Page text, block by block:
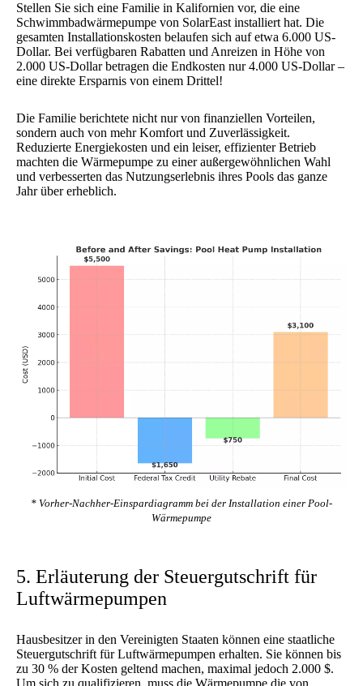
Stellen Sie sich eine Familie in Kalifornien vor, die eine
Schwimmbadwärmepumpe von SolarEast installiert hat. Die
gesamten Installationskosten belaufen sich auf etwa 6.000 US-
Dollar. Bei verfügbaren Rabatten und Anreizen in Höhe von
2.000 US-Dollar betragen die Endkosten nur 4.000 US-Dollar –
eine direkte Ersparnis von einem Drittel!
Die Familie berichtete nicht nur von finanziellen Vorteilen,
sondern auch von mehr Komfort und Zuverlässigkeit.
Reduzierte Energiekosten und ein leiser, effizienter Betrieb
machten die Wärmepumpe zu einer außergewöhnlichen Wahl
und verbesserten das Nutzungserlebnis ihres Pools das ganze
Jahr über erheblich.
* Vorher-Nachher-Einspardiagramm bei der Installation einer Pool-
Wärmepumpe
5. Erläuterung der Steuergutschrift für
Luftwärmepumpen
Hausbesitzer in den Vereinigten Staaten können eine staatliche
Steuergutschrift für Luftwärmepumpen erhalten. Sie können bis
zu 30 % der Kosten geltend machen, maximal jedoch 2.000 $.